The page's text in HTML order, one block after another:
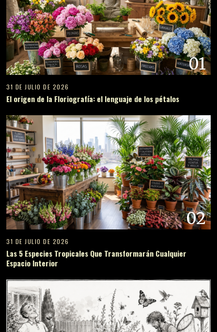
01
31 DE JULIO DE 2026
El origen de la Floriografía: el lenguaje de los pétalos
02
31 DE JULIO DE 2026
Las 5 Especies Tropicales Que Transformarán Cualquier
Espacio Interior